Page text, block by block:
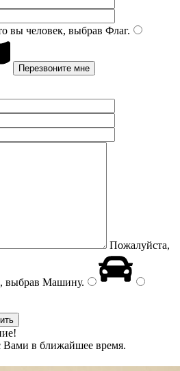
вы человек, выбрав Флаг.
Пожалуйста,
выбрав Машину.
Вами в ближайшее время.